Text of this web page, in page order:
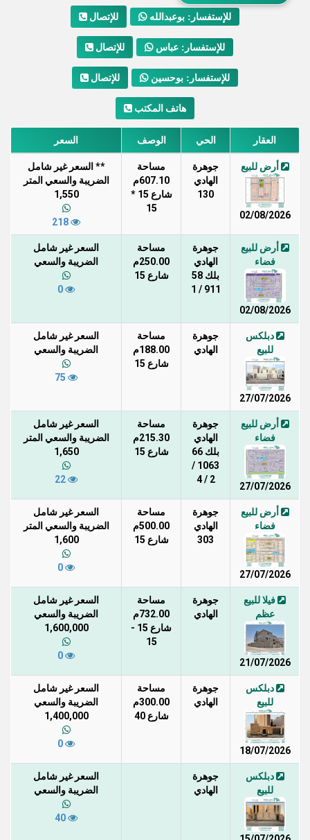
للإتصال للإستفسار: بوعبدالله
للإتصال للإستفسار: عباس
للإتصال للإستفسار: بوحسين
هاتف المكتب
العقار الحي الوصف السعر
أرض للبيع
02/08/2026
جوهرة
الهادي
130
مساحة
607.10م
شارع 15 *
15
** السعر غير شامل
الضريبة والسعي المتر
1,550
أرض للبيع
فضاء
02/08/2026
جوهرة
الهادي
بلك 58
911 / 1
مساحة
250.00م
شارع 15
السعر غير شامل
الضريبة والسعي
دبلكس
للبيع
27/07/2026
جوهرة
الهادي
مساحة
188.00م
شارع 15
السعر غير شامل
الضريبة والسعي
أرض للبيع
فضاء
27/07/2026
جوهرة
الهادي
بلك 66
1063 /
2 / 4
مساحة
215.30م
شارع 15
السعر غير شامل
الضريبة والسعي المتر
1,650
أرض للبيع
فضاء
27/07/2026
جوهرة
الهادي
303
مساحة
500.00م
شارع 15
السعر غير شامل
الضريبة والسعي المتر
1,600
فيلا للبيع
عظم
21/07/2026
جوهرة
الهادي
مساحة
732.00م
شارع 15 -
15
السعر غير شامل
الضريبة والسعي
1,600,000
دبلكس
للبيع
18/07/2026
جوهرة
الهادي
مساحة
300.00م
شارع 40
السعر غير شامل
الضريبة والسعي
1,400,000
دبلكس
للبيع
جوهرة
الهادي
السعر غير شامل
الضريبة والسعي